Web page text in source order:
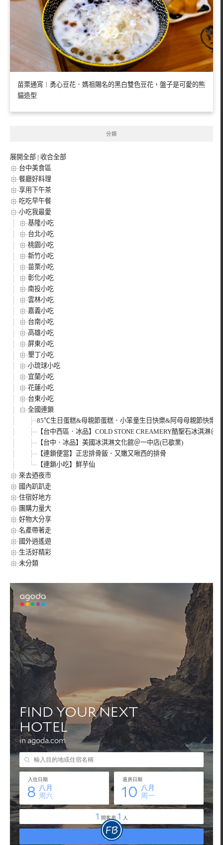
苗栗通宵︱勇心豆花．媽祖賜名的黑白雙色豆花，盤子是可愛的熊
貓造型
分類
展開全部 | 收合全部
台中美食區
餐廳好料理
享用下午茶
吃吃早午餐
小吃我最愛
基隆小吃
台北小吃
桃園小吃
新竹小吃
苗栗小吃
彰化小吃
南投小吃
雲林小吃
嘉義小吃
台南小吃
高雄小吃
屏東小吃
墾丁小吃
小琉球小吃
宜蘭小吃
花蓮小吃
台東小吃
全國連鎖
85℃生日蛋糕&母親節蛋糕．小笨童生日快樂&阿母母親節快樂
【台中西區．冰品】COLD STONE CREAMERY酷聖石冰淇淋＠
【台中．冰品】美國冰淇淋文化館＠一中店(已歇業)
【連鎖便當】正忠排骨飯．又嫩又啾西的排骨
【連鎖小吃】鮮芋仙
來去迺夜市
國內趴趴走
住宿好地方
團購力量大
好物大分享
名產帶著走
國外逍遙遊
生活好精彩
未分類